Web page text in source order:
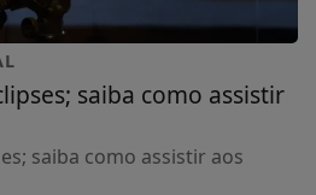
saiba como assistir
saiba como assistir aos